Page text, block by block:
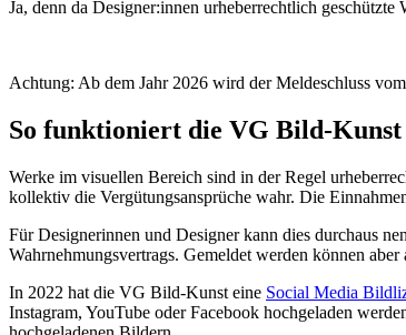
Ja, denn da Designer:innen urheberrechtlich
Achtung: Ab dem Jahr 2026 wird der Meldeschluss
So funktioniert die VG Bild-Kunst
Werke im visuellen Bereich sind in der Regel
kollektiv die Vergütungsansprüche wahr. Die
Für Designerinnen und Designer kann dies durchaus
Wahrnehmungsvertrags. Gemeldet werden können
In 2022 hat die VG Bild-Kunst eine Social Media
Instagram, YouTube oder Facebook hochgeladen